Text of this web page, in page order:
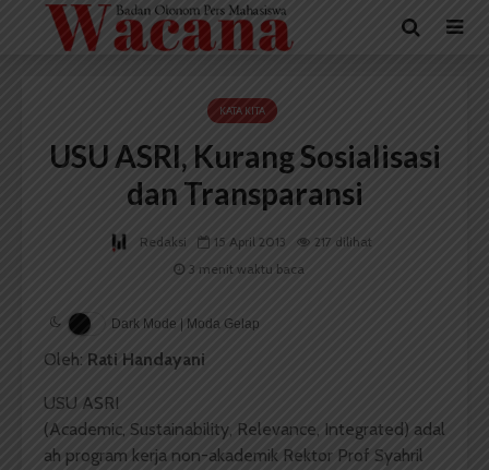
KATA KITA
USU ASRI, Kurang Sosialisasi
dan Transparansi
Redaksi 15 April 2013
217 dilihat
3 menit waktu baca
Dark Mode | Moda Gelap
Oleh: Rati Handayani
USU ASRI
(Academic, Sustainability, Relevance, Integrated) adal
ah program kerja non-akademik Rektor Prof Syahril